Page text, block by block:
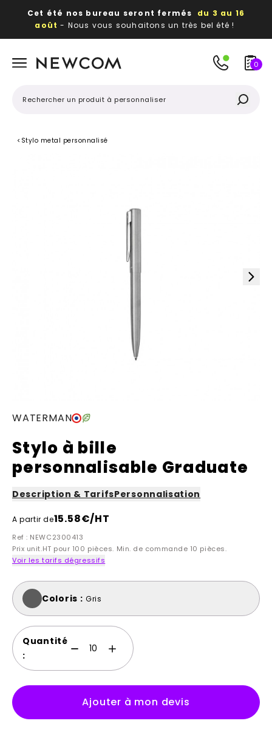
Cet été nos bureau seront fermés du 3 au 16
août - Nous vous souhaitons un très bel été !
publicitaires
0
< Stylo metal personnalisé
WATERMAN
Stylo à bille
personnalisable Graduate
Description & TarifsPersonnalisation
A partir de15.58€/HT
Ref : NEWC2300413
Prix unit.HT pour 100 pièces. Min. de commande 10 pièces.
Voir les tarifs dégressifs
Coloris : Gris
Quantité
:
Ajouter à mon devis